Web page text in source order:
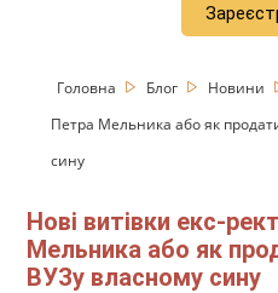
Головна Блог Новини
Петра Мельника або як
сину
Нові витівки екс-
Мельника або як
ВУЗу власному сину